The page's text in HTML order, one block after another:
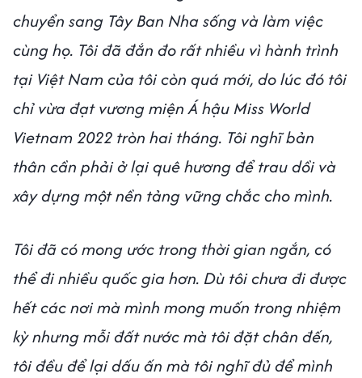
chuyển sang Tây Ban Nha sống và làm việc
cùng họ. Tôi đã đắn đo rất nhiều vì hành trình
tại Việt Nam của tôi còn quá mới, do lúc đó tôi
chỉ vừa đạt vương miện Á hậu Miss World
Vietnam 2022 tròn hai tháng. Tôi nghĩ bản
thân cần phải ở lại quê hương để trau dồi và
xây dựng một nền tảng vững chắc cho mình.
Tôi đã có mong ước trong thời gian ngắn, có
thể đi nhiều quốc gia hơn. Dù tôi chưa đi được
hết các nơi mà mình mong muốn trong nhiệm
kỳ nhưng mỗi đất nước mà tôi đặt chân đến,
tôi đều để lại dấu ấn mà tôi nghĩ đủ để mình